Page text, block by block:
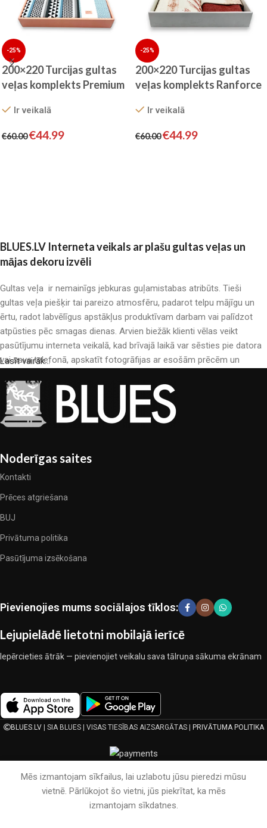
-25%
200×220 Turcijas gultas
veļas komplekts Premium
Ir veikalā
€60.00€44.99
-25%
200×220 Turcijas gultas
veļas komplekts Ranforce
Ir veikalā
€60.00€44.99
BLUES.LV Interneta veikals ar plašu gultas veļas un
mājas dekoru izvēli
Gultas veļa ir nemainīgs jebkuras guļamistabas atribūts. Tieši
gultas veļa piešķir tai pareizo atmosfēru, padarot telpu mājīgu un
ērtu, radot labvēlīgus apstākļus produktīvam darbam vai palīdzot
atpūsties pēc smagas dienas. Arvien biežāk klienti vēlas veikt
pasūtījumu interneta veikalā, kad brīvajā laikā var sēsties pie datora
vai sava telefonā, apskatīt fotogrāfijas ar esošām prēcēm un
veļas katalogs: pieejamas gan kokvilnas, gan kokvilna satīna gultas
veļas.
Gultas veļas ražošana ir moderns mākslas veids
Gultas veļas ražotāji, kā arī citu tekstila preču ražotāji ir pilni ar
standarta sērijveida produktiem, gan unikāliem darinājumiem –
dizainieriskām prēcem, kuras novērtēs īsti skaistuma pazinēji. Mēs
esam izvēlējušies jums labākos modeļus no mūsdienu gultas veļas
praktiskumu katrā izstrādājuma vienībā. Mūsu sortimentā ir
pārbaudītu uzņēmumu produkti. Kuri daudzu gadu nepārtrauktā
ekspluatācijas īpašības, pievilcīgu izstrādājumu izskatu, ilgu
lietošanas laiku un kalpošanas laiku.
Lasīt vairāk...
Noderīgas saites
Kontakti
Prēces atgriešana
BUJ
Privātuma politika
Pasūtījuma izsēkošana
Pievienojies mums sociālajos tīklos:
Lejupielādē lietotni mobilajā ierīcē
Iepērcieties ātrāk — pievienojiet veikalu sava tālruņa sākuma ekrānam
BLUES.LV| SIA BLUES | VISAS TIESĪBAS AIZSARGĀTAS | PRIVĀTUMA POLITIKA
Mēs izmantojam sīkfailus, lai uzlabotu jūsu pieredzi mūsu
vietnē. Pārlūkojot šo vietni, jūs piekrītat, ka mēs
izmantojam sīkdatnes.